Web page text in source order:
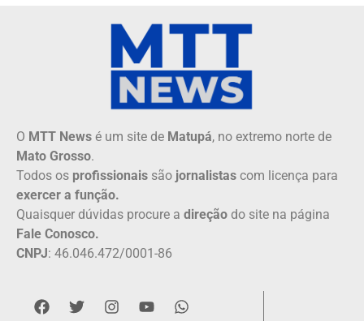
O MTT News é um site de Matupá, no extremo norte de
Mato Grosso.
Todos os profissionais são jornalistas com licença para
exercer a função.
Quaisquer dúvidas procure a direção do site na página
Fale Conosco.
CNPJ: 46.046.472/0001-86